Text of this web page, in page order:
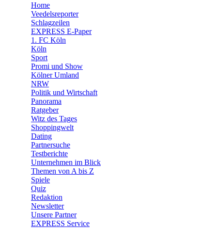
🛒 Shoppingwelt
Home
Veedelsreporter
Schlagzeilen
EXPRESS E-Paper
1. FC Köln
Köln
Sport
Promi und Show
Kölner Umland
NRW
Politik und Wirtschaft
Panorama
Ratgeber
Witz des Tages
Shoppingwelt
Dating
Partnersuche
Testberichte
Unternehmen im Blick
Themen von A bis Z
Spiele
Quiz
Redaktion
Newsletter
Unsere Partner
EXPRESS Service